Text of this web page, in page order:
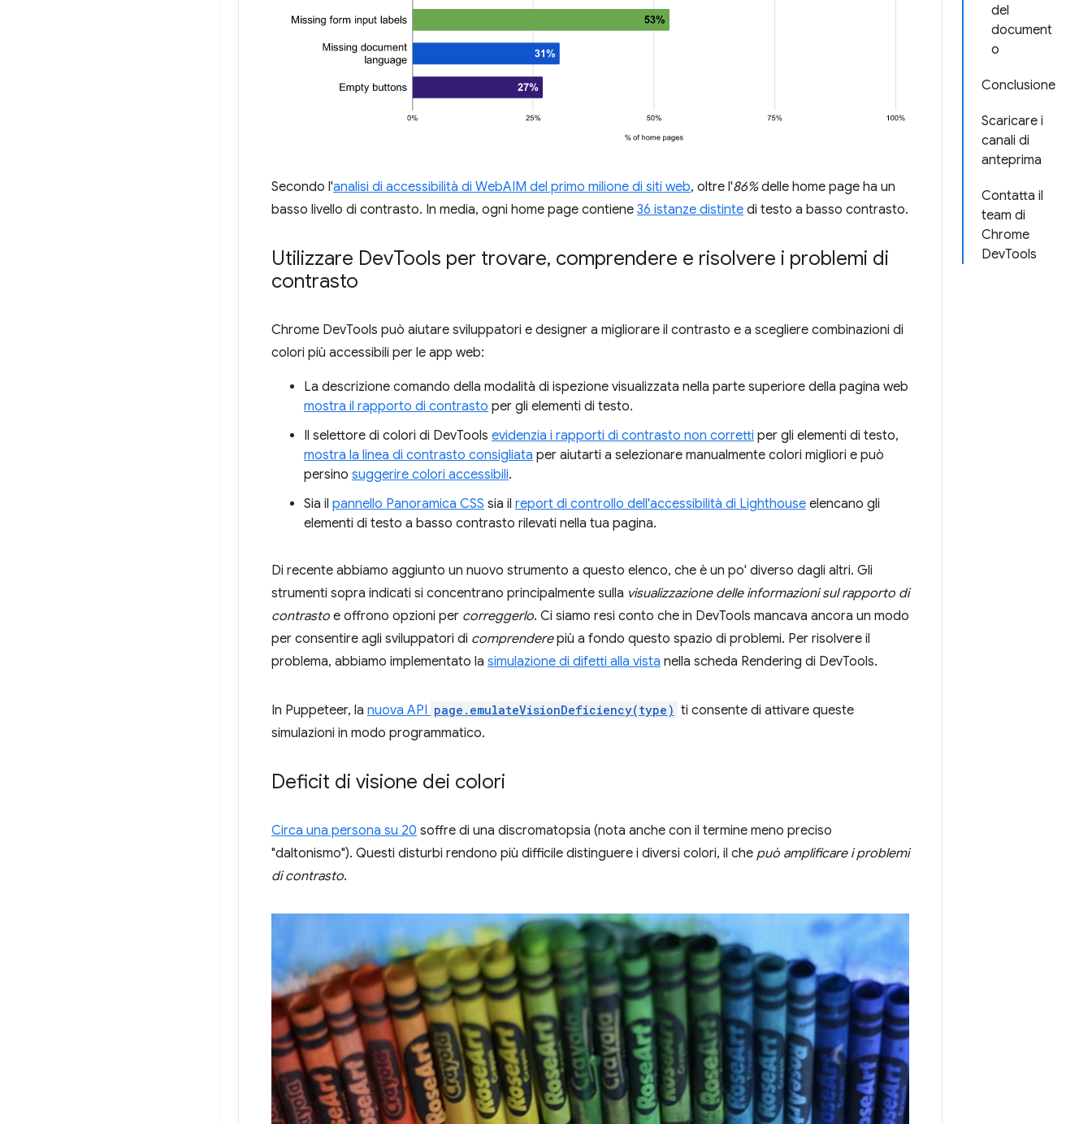
del
document
o
Conclusione
Scaricare i
canali di
anteprima
Contatta il
team di
Chrome
DevTools
Secondo l'analisi di accessibilità di WebAIM del primo milione di siti web, oltre l'86%delle home page ha un
basso livello di contrasto. In media, ogni home page contiene 36 istanze distinte di testo a basso contrasto.
Utilizzare DevTools per trovare, comprendere e risolvere i problemi di
contrasto
Chrome DevTools può aiutare sviluppatori e designer a migliorare il contrasto e a scegliere combinazioni di
colori più accessibili per le app web:
La descrizione comando della modalità di ispezione visualizzata nella parte superiore della pagina web
mostra il rapporto di contrasto per gli elementi di testo.
Il selettore di colori di DevTools evidenzia i rapporti di contrasto non corretti per gli elementi di testo,
mostra la linea di contrasto consigliata per aiutarti a selezionare manualmente colori migliori e può
persino suggerire colori accessibili.
Sia il pannello Panoramica CSS sia il report di controllo dell'accessibilità di Lighthouse elencano gli
elementi di testo a basso contrasto rilevati nella tua pagina.
Di recente abbiamo aggiunto un nuovo strumento a questo elenco, che è un po' diverso dagli altri. Gli
strumenti sopra indicati si concentrano principalmente sulla visualizzazione delle informazioni sul rapporto di
contrasto e offrono opzioni per correggerlo. Ci siamo resi conto che in DevTools mancava ancora un modo
per consentire agli sviluppatori di comprenderepiù a fondo questo spazio di problemi. Per risolvere il
problema, abbiamo implementato la simulazione di difetti alla vista nella scheda Rendering di DevTools.
In Puppeteer, la nuova API page.emulateVisionDeficiency(type) ti consente di attivare queste
simulazioni in modo programmatico.
Deficit di visione dei colori
Circa una persona su 20 soffre di una discromatopsia (nota anche con il termine meno preciso
"daltonismo"). Questi disturbi rendono più difficile distinguere i diversi colori, il che può amplificare i problemi
di contrasto.